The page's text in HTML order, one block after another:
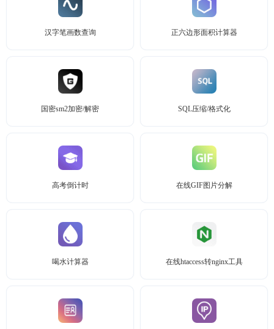
汉字笔画数查询 正六边形面积计算器
国密sm2加密/解密 SQL压缩/格式化
高考倒计时 在线GIF图片分解
喝水计算器 在线htaccess转nginx工具